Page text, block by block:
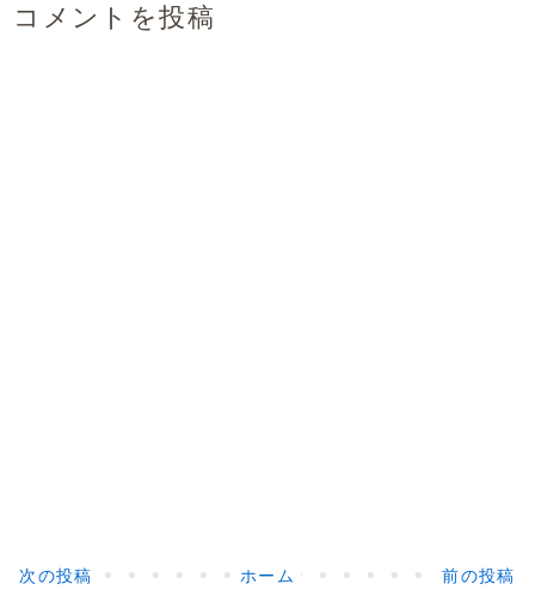
コメントを投稿
次の投稿 前の投稿
ホーム